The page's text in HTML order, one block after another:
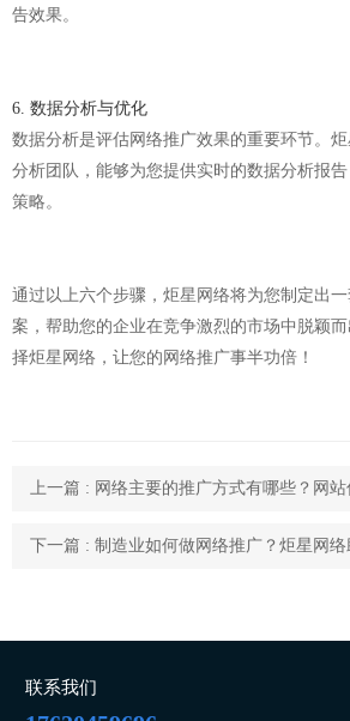
告效果。
6. 数据分析与优化
数据分析是评估网络推广效果的重要环节。
分析团队，能够为您提供实时的数据分析报
策略。
通过以上六个步骤，炬星网络将为您制定出
案，帮助您的企业在竞争激烈的市场中脱颖
择炬星网络，让您的网络推广事半功倍！
上一篇 : 网络主要的推广方式有哪些？网站
下一篇 : 制造业如何做网络推广？炬星网络
联系我们